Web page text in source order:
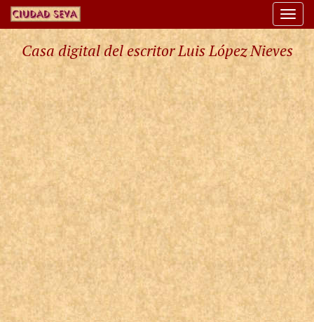
Casa digital del escritor Luis López Nieves